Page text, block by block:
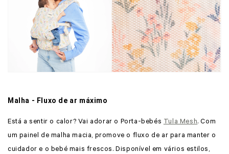
Malha - Fluxo de ar máximo
Está a sentir o calor? Vai adorar o Porta-bebés Tula Mesh. Com
um painel de malha macia, promove o fluxo de ar para manter o
cuidador e o bebé mais frescos. Disponível em vários estilos,